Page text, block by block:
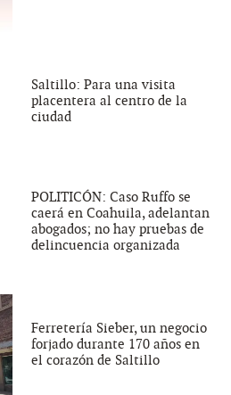
Saltillo: Para una visita
placentera al centro de la
ciudad
POLITICÓN: Caso Ruffo se
caerá en Coahuila, adelantan
abogados; no hay pruebas de
delincuencia organizada
Ferretería Sieber, un negocio
forjado durante 170 años en
el corazón de Saltillo